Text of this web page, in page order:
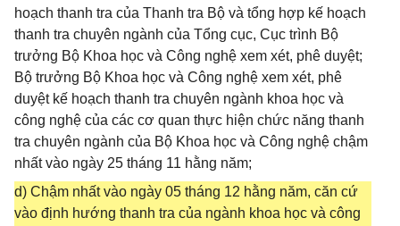
hoạch thanh tra của Thanh tra Bộ và tổng hợp kế hoạch
thanh tra chuyên ngành của Tổng cục, Cục trình Bộ
trưởng Bộ Khoa học và Công nghệ xem xét, phê duyệt;
Bộ trưởng Bộ Khoa học và Công nghệ xem xét, phê
duyệt kế hoạch thanh tra chuyên ngành khoa học và
công nghệ của các cơ quan thực hiện chức năng thanh
tra chuyên ngành của Bộ Khoa học và Công nghệ chậm
nhất vào ngày 25 tháng 11 hằng năm;
d) Chậm nhất vào ngày 05 tháng 12 hằng năm, căn cứ
vào định hướng thanh tra của ngành khoa học và công